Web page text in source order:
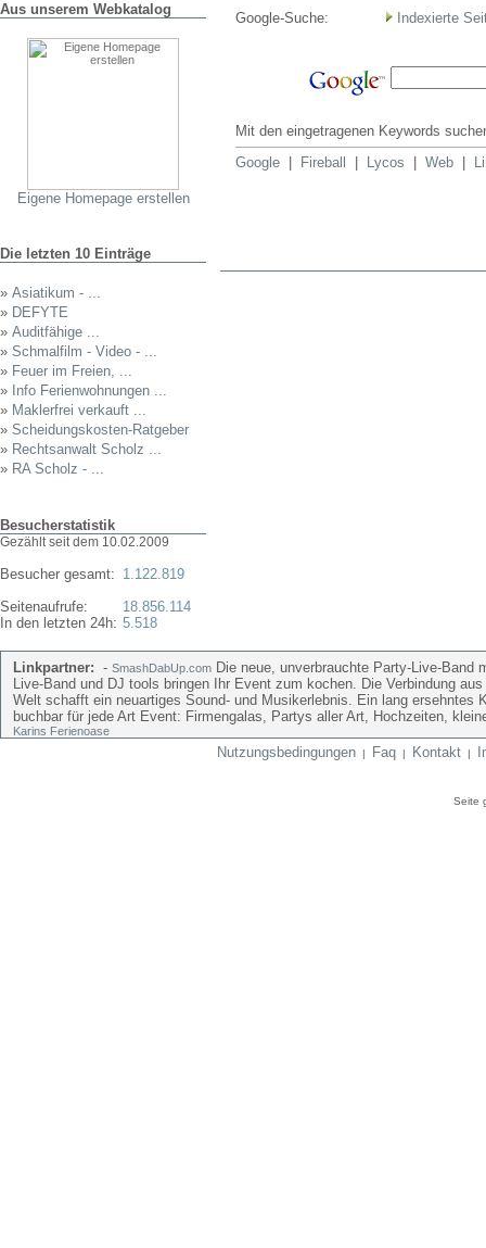
Aus unserem Webkatalog
Eigene Homepage erstellen
Die letzten 10 Einträge
» Asiatikum - ...
» DEFYTE
» Auditfähige ...
» Schmalfilm - Video - ...
» Feuer im Freien, ...
» Info Ferienwohnungen ...
» Maklerfrei verkauft ...
» Scheidungskosten-Ratgeber
» Rechtsanwalt Scholz ...
» RA Scholz - ...
Besucherstatistik
Gezählt seit dem 10.02.2009
Besucher gesamt:
Seitenaufrufe:
In den letzten 24h:
1.122.819
18.856.114
5.518
Google-Suche: Indexierte
Mit den eingetragenen Keywords
Google
Fireball Lycos Web
Linkpartner: - SmashDabUp.com Die neue, unverbrauchte Party-Live-Band
Live-Band und DJ tools bringen Ihr Event zum kochen. Die Verbindung
Welt schafft ein neuartiges Sound- und Musikerlebnis. Ein lang
buchbar für jede Art Event: Firmengalas, Partys aller Art, Hochzeiten,
Karins Ferienoase
Nutzungsbedingungen | Faq | Kontakt |
Seite